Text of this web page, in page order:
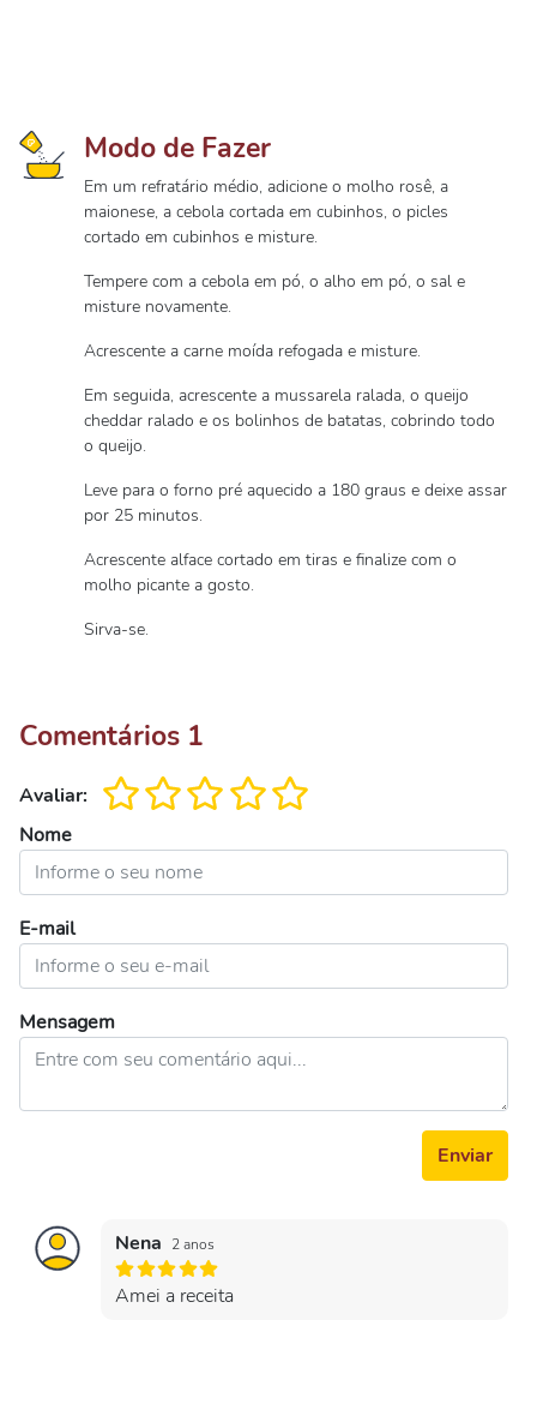
Modo de Fazer
Em um refratário médio, adicione o molho rosê, a
maionese, a cebola cortada em cubinhos, o picles
cortado em cubinhos e misture.
Tempere com a cebola em pó, o alho em pó, o sal e
misture novamente.
Acrescente a carne moída refogada e misture.
Em seguida, acrescente a mussarela ralada, o queijo
cheddar ralado e os bolinhos de batatas, cobrindo todo
o queijo.
Leve para o forno pré aquecido a 180 graus e deixe assar
por 25 minutos.
Acrescente alface cortado em tiras e finalize com o
molho picante a gosto.
Sirva-se.
Comentários 1
Avaliar:
Nome
E-mail
Mensagem
Enviar
Nena 2 anos
Amei a receita